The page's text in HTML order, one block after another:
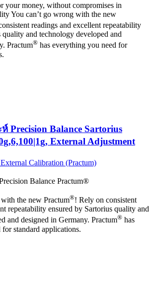
your money, without compromises in
You can’t go wrong with the new
readings and excellent repeatability
quality and technology developed and
Practum® has everything you need for
Precision Balance Sartorius
External Adjustment
Calibration (Practum)
Balance Practum®
the new Practum®! Rely on consistent
repeatability ensured by Sartorius quality and
and designed in Germany. Practum® has
standard applications.